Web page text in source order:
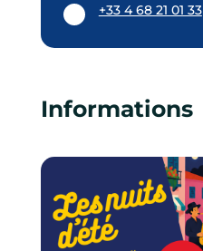
+33 4 68 21 01 33
Informations